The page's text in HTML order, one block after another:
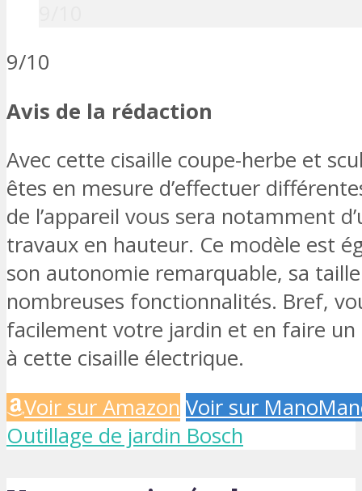
9/10
Avis de la rédaction
Avec cette cisaille coupe-herbe et
êtes en mesure d’effectuer
de l’appareil vous sera notamment
travaux en hauteur. Ce modèle est
son autonomie remarquable, sa
nombreuses fonctionnalités. Bref,
facilement votre jardin et en faire
à cette cisaille électrique.
Voir sur Amazon Voir sur
Outillage de jardin Bosch